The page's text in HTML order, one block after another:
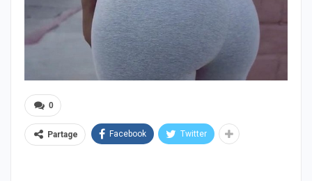
0
Partage Facebook Twitter